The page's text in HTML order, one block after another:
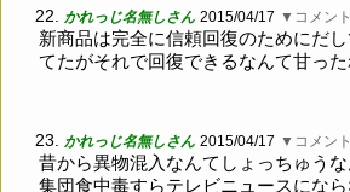
22. かれっじ名無しさん 2015/04/17 ▼コメン
新商品は完全に信頼回復のためにだ
てたがそれで回復できるなんて甘っ
23. かれっじ名無しさん 2015/04/17 ▼コメン
昔から異物混入なんてしょっちゅうな
集団食中毒すらテレビニュースになら